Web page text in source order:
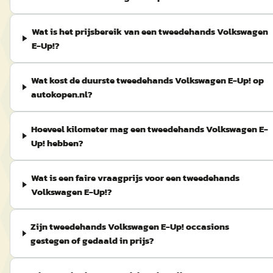
Wat is het prijsbereik van een tweedehands Volkswagen
E-Up!?
Wat kost de duurste tweedehands Volkswagen E-Up! op
autokopen.nl?
Hoeveel kilometer mag een tweedehands Volkswagen E-
Up! hebben?
Wat is een faire vraagprijs voor een tweedehands
Volkswagen E-Up!?
Zijn tweedehands Volkswagen E-Up! occasions
gestegen of gedaald in prijs?